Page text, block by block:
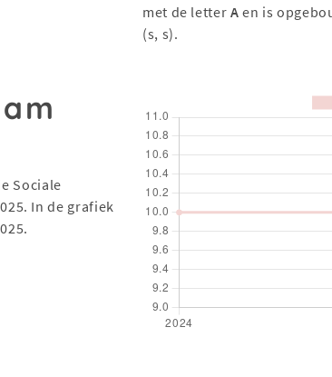
met de letter A en is
(s, s).
Sociale
In de grafiek